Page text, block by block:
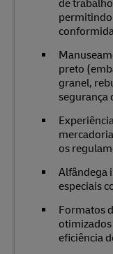
de
permitindo
preto
granel,
segurança
os
Alfândega
especiais
Formatos
eficiência